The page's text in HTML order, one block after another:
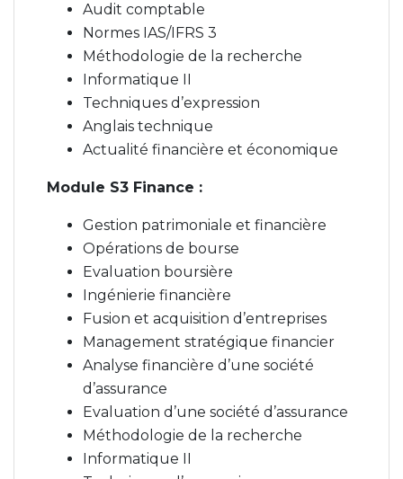
Audit comptable
Normes IAS/IFRS 3
Méthodologie de la recherche
Informatique II
Techniques d’expression
Anglais technique
Actualité financière et économique
Module S3 Finance :
Gestion patrimoniale et financière
Opérations de bourse
Evaluation boursière
Ingénierie financière
Fusion et acquisition d’entreprises
Management stratégique financier
Analyse financière d’une société
d’assurance
Evaluation d’une société d’assurance
Méthodologie de la recherche
Informatique II